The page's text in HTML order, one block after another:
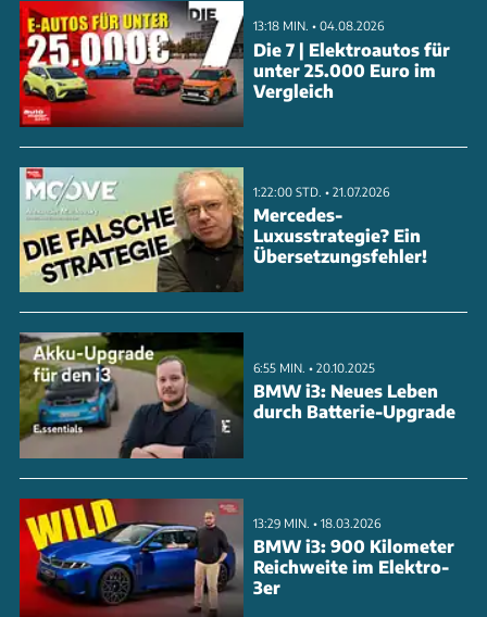
2019 gegründet. Geely bringt seine SEA-Hightech-
Plattform (Sustainable Experience Architecture) ein
sowie moderne Fertigungsanlagen in China ein. Von
Mercedes kommen das Erbe der Marke – sowohl in
Europa als auch in China – sowie das Design. Das
Joint Venture soll auch den Wechsel vom
traditionellen Geschäftsmodell zu digitalisiertem
Direktvertrieb an die Kunden bringen und Smart von
der Ein-Auto-Marke im Micro-Segment zu einer mit
einem Multi-Produkt-Portfolio machen – beginnend
mit einem kompakten SUV.
ANZEIGE
13:18 MIN. • 04.08.2026
Die 7 | Elektroautos für
unter 25.000 Euro im
Vergleich
1:22:00 STD. • 21.07.2026
Mercedes-
Luxusstrategie? Ein
Übersetzungsfehler!
6:55 MIN. • 20.10.2025
BMW i3: Neues Leben
durch Batterie-Upgrade
13:29 MIN. • 18.03.2026
BMW i3: 900 Kilometer
Reichweite im Elektro-
3er